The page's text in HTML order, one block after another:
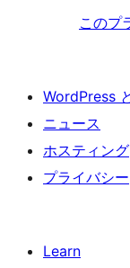
このプ
WordPress
ニュース
ホスティング
プライバシー
Learn